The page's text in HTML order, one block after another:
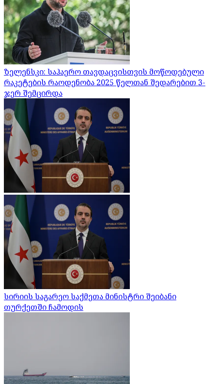
ზელენსკი: საჰაერო თავდაცვისთვის მოწოდებული
რაკეტების რაოდენობა 2025 წელთან შედარებით 3-
ჯერ შემცირდა
სირიის საგარეო საქმეთა მინისტრი შეიბანი
თურქეთში ჩამოდის